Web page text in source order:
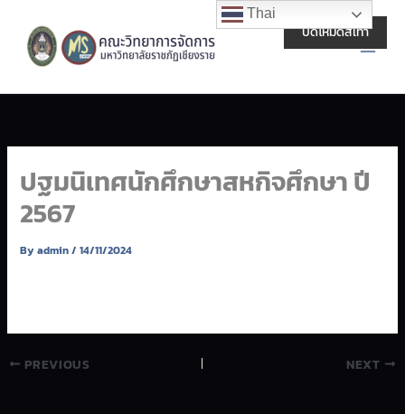
content
Main
ปฐมนิเทศนักศึกษาสหกิจศึกษา ปี
2567
Byadmin/14/11/2024
PREVIOUS NEXT
Thai
ปิดโหมดสีเทา